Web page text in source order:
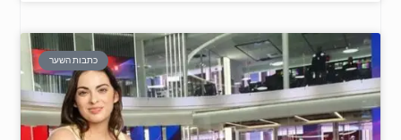
כתבות השער